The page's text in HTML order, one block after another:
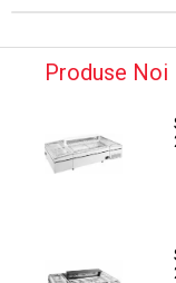
Produse Noi